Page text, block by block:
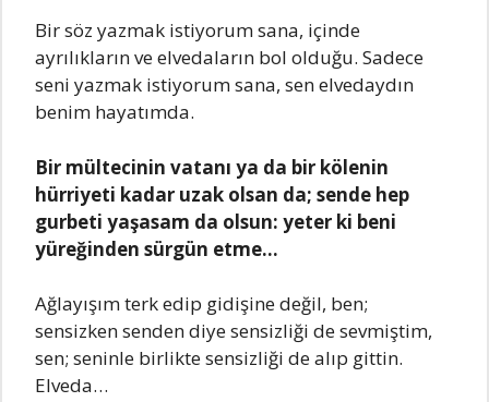
Bir söz yazmak istiyorum sana, içinde
ayrılıkların ve elvedaların bol olduğu. Sadece
seni yazmak istiyorum sana, sen elvedaydın
benim hayatımda.
Bir mültecinin vatanı ya da bir kölenin
hürriyeti kadar uzak olsan da; sende hep
gurbeti yaşasam da olsun: yeter ki beni
yüreğinden sürgün etme…
Ağlayışım terk edip gidişine değil, ben;
sensizken senden diye sensizliği de sevmiştim,
sen; seninle birlikte sensizliği de alıp gittin.
Elveda…